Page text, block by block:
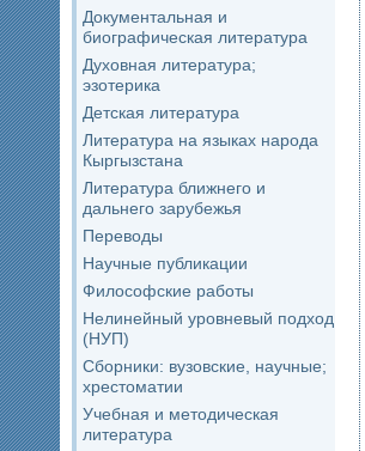
Документальная и
биографическая литература
Духовная литература;
эзотерика
Детская литература
Литература на языках народа
Кыргызстана
Литература ближнего и
дальнего зарубежья
Переводы
Научные публикации
Философские работы
Нелинейный уровневый подход
(НУП)
Сборники: вузовские, научные;
хрестоматии
Учебная и методическая
литература